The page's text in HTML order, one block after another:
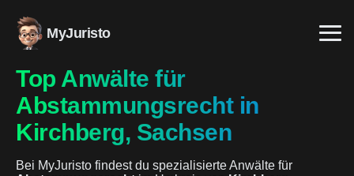
MyJuristo
Top Anwälte für
Abstammungsrecht in
Kirchberg, Sachsen
Bei MyJuristo findest du spezialisierte Anwälte für